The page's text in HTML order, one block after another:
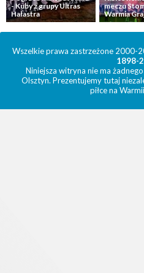
- Kuby z grupy Ultras
Hałastra
meczu
Warmia
Wszelkie prawa zastrzeżone 2000-
1898-
Niniejsza witryna nie ma
Olsztyn. Prezentujemy tutaj
piłce na